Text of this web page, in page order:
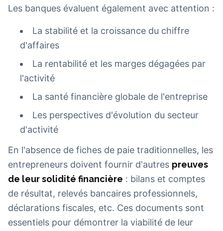
Les banques évaluent également avec attention :
La stabilité et la croissance du chiffre
d'affaires
La rentabilité et les marges dégagées par
l'activité
La santé financière globale de l'entreprise
Les perspectives d'évolution du secteur
d'activité
En l'absence de fiches de paie traditionnelles, les
entrepreneurs doivent fournir d'autres preuves
de leur solidité financière : bilans et comptes
de résultat, relevés bancaires professionnels,
déclarations fiscales, etc. Ces documents sont
essentiels pour démontrer la viabilité de leur